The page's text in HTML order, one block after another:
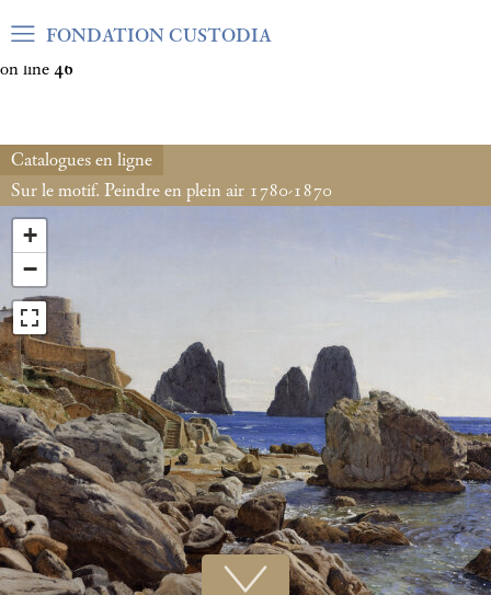
Warning: Undefined array key "var_mode" in
on line 46
FONDATION CUSTODIA
Catalogues en ligne
Sur le motif. Peindre en plein air 1780-1870
+
−